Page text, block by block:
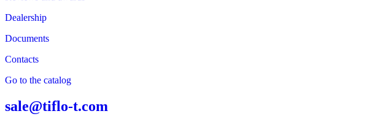
Dealership
Documents
Contacts
Go to the catalog
sale@tiflo-t.com